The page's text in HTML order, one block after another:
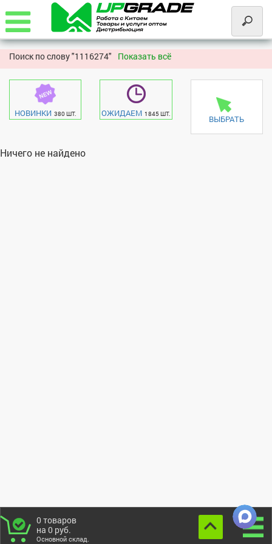
Поиск по слову "1116274" Показать всё
НОВИНКИ 380 ШТ. ОЖИДАЕМ 1845 ШТ. ВЫБРАТЬ
Ничего не найдено
0 товаров
на 0 руб.
Основной склад.